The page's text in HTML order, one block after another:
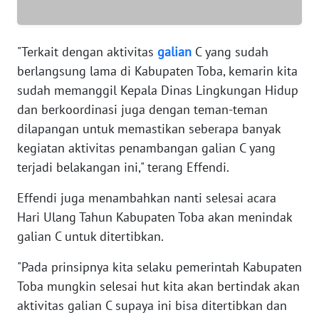
"Terkait dengan aktivitas galian C yang sudah
berlangsung lama di Kabupaten Toba, kemarin kita
sudah memanggil Kepala Dinas Lingkungan Hidup
dan berkoordinasi juga dengan teman-teman
dilapangan untuk memastikan seberapa banyak
kegiatan aktivitas penambangan galian C yang
terjadi belakangan ini," terang Effendi.
Effendi juga menambahkan nanti selesai acara
Hari Ulang Tahun Kabupaten Toba akan menindak
galian C untuk ditertibkan.
"Pada prinsipnya kita selaku pemerintah Kabupaten
Toba mungkin selesai hut kita akan bertindak akan
aktivitas galian C supaya ini bisa ditertibkan dan
SERAMBI
WN
JAMBI
WN
SULTRA
WN
WN
SULTENG
WN
SULBAR